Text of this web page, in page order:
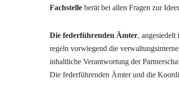
Fachstelle berät bei allen Fragen zur
Die federführenden Ämter, angesiedelt
regeln vorwiegend die
inhaltliche Verantwortung der
Die federführenden Ämter und die